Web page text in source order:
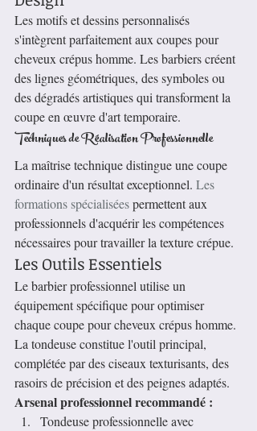
Les motifs et dessins personnalisés
s'intègrent parfaitement aux coupes pour
cheveux crépus homme. Les barbiers créent
des lignes géométriques, des symboles ou
des dégradés artistiques qui transforment la
coupe en œuvre d'art temporaire.
Techniques de Réalisation Professionnelle
La maîtrise technique distingue une coupe
ordinaire d'un résultat exceptionnel. Les
formations spécialisées permettent aux
professionnels d'acquérir les compétences
nécessaires pour travailler la texture crépue.
Les Outils Essentiels
Le barbier professionnel utilise un
équipement spécifique pour optimiser
chaque coupe pour cheveux crépus homme.
La tondeuse constitue l'outil principal,
complétée par des ciseaux texturisants, des
rasoirs de précision et des peignes adaptés.
Arsenal professionnel recommandé :
Tondeuse professionnelle avec